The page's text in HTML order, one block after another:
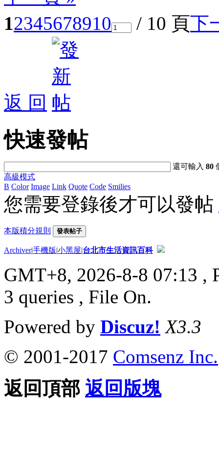
12345678910 / 10 頁下
返 回
快速發帖
還可輸入80
高級模式
B Color Image Link Quote Code Smilies
您需要登錄後才可以發帖
本版積分規則 發表帖子
Archiver|手機版|小黑屋|台北市生活資訊百科
GMT+8, 2026-8-8 07:13 ,
3 queries , File On.
Powered by Discuz! X3.3
© 2001-2017 Comsenz Inc.
返回頂部 返回版塊